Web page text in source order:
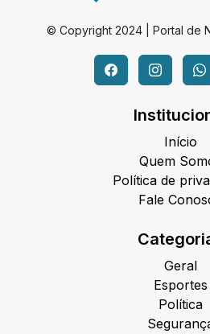
© Copyright 2024 | Portal de
Início
Quem
Política de
Fale
Geral
Esportes
Política